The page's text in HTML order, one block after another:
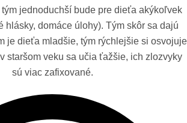
jednoduchší bude pre dieťa akýkoľvek
hlásky, domáce úlohy). Tým skôr sa dajú
je dieťa mladšie, tým rýchlejšie si osvojuje
staršom veku sa učia ťažšie, ich zlozvyky
sú viac zafixované.